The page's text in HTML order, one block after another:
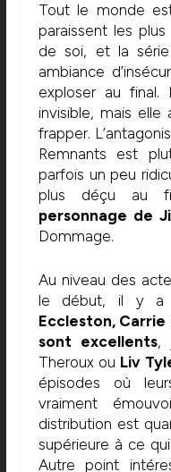
Tout le monde
paraissent les
de soi, et la
ambiance
exploser au final.
invisible, mais
frapper.
Remnants est
parfois un peu
plus déçu au
personnage de
Dommage.
Au niveau des
le début, il y
Eccleston, Carrie
sont excellents,
Theroux ou Liv
épisodes où
vraiment
distribution est
supérieure à ce
Autre point